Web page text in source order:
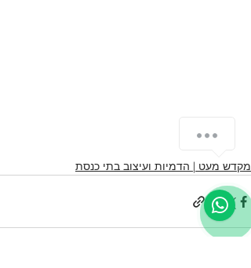
מקדש מעט | הדמיות ועיצוב בתי כנסת